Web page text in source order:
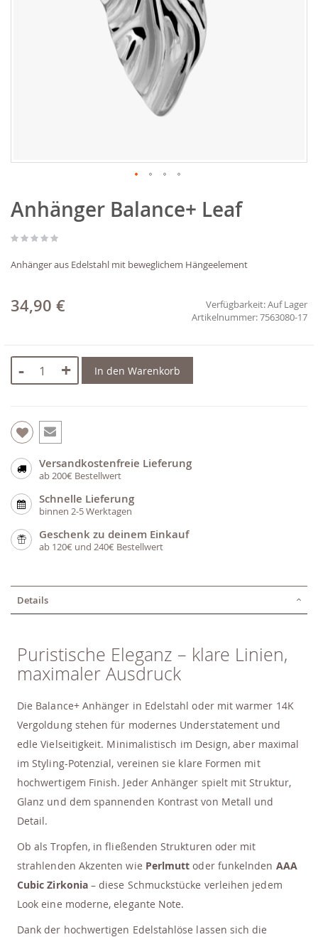
Anfang
der
springen
Anhänger Balance+ Leaf
Anhänger aus Edelstahl mit beweglichem Hängeelement
34,90 € Verfügbarkeit:Auf Lager
7563080-17
- + In den Warenkorb
Versandkostenfreie Lieferung
ab 200€ Bestellwert
Schnelle Lieferung
binnen 2-5 Werktagen
Geschenk zu deinem Einkauf
ab 120€ und 240€ Bestellwert
Details
Puristische Eleganz – klare Linien,
maximaler Ausdruck
Die Balance+ Anhänger in Edelstahl oder mit warmer 14K
Vergoldung stehen für modernes Understatement und
edle Vielseitigkeit. Minimalistisch im Design, aber maximal
im Styling-Potenzial, vereinen sie klare Formen mit
hochwertigem Finish. Jeder Anhänger spielt mit Struktur,
Glanz und dem spannenden Kontrast von Metall und
Detail.
Ob als Tropfen, in fließenden Strukturen oder mit
strahlenden Akzenten wie Perlmutt oder funkelnden AAA
Cubic Zirkonia– diese Schmuckstücke verleihen jedem
Look eine moderne, elegante Note.
Dank der hochwertigen Edelstahlöse lassen sich die